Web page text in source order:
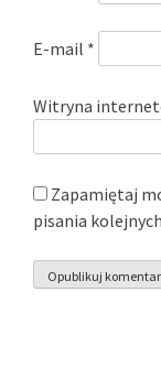
E-mail *
Witryna
Zapamiętaj
pisania